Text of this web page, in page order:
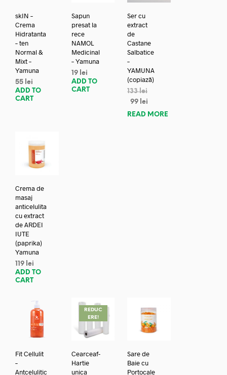
skIN –
Crema
Hidratanta
– ten
Normal &
Mixt –
Yamuna
55 lei
ADD TO
CART
Sapun
presat la
rece
NAMOL
Medicinal
– Yamuna
19 lei
ADD TO
CART
Ser cu
extract
de
Castane
Salbatice
–
YAMUNA
(copiază)
133lei
99 lei
READ MORE
Crema de
masaj
anticelulita
cu extract
de ARDEI
IUTE
(paprika)
Yamuna
119 lei
ADD TO
CART
Fit Cellulit
–
Antcelulitic
REDUC
ERE!
Cearceaf-
Hartie
unica
Sare de
Baie cu
Portocale